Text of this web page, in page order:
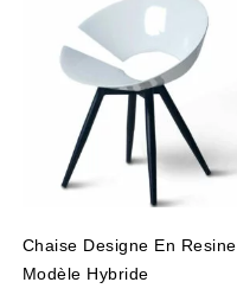
Chaise Designe En Resine
Modèle Hybride